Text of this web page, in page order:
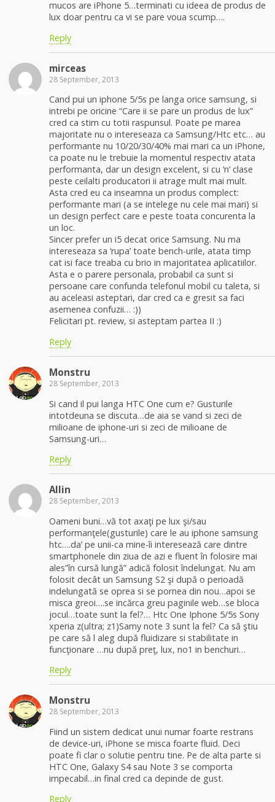
mucos are iPhone 5…terminati cu ideea de produs de
lux doar pentru ca vi se pare voua scump….
Reply
mirceas
28 September, 2013
Cand pui un iphone 5/5s pe langa orice samsung, si
intrebi pe oricine “Care ii se pare un produs de lux”
cred ca stim cu totii raspunsul. Poate pe marea
majoritate nu o intereseaza ca Samsung/Htc etc… au
performante nu 10/20/30/40% mai mari ca un iPhone,
ca poate nu le trebuie la momentul respectiv atata
performanta, dar un design excelent, si cu ‘n’ clase
peste ceilalti producatori ii atrage mult mai mult.
Asta cred eu ca inseamna un produs complect:
performante mari (a se intelege nu cele mai mari) si
un design perfect care e peste toata concurenta la
un loc.
Sincer prefer un i5 decat orice Samsung. Nu ma
intereseaza sa ‘rupa’ toate bench-urile, atata timp
cat isi face treaba cu brio in majoritatea aplicatiilor.
Asta e o parere personala, probabil ca sunt si
persoane care confunda telefonul mobil cu taleta, si
au aceleasi asteptari, dar cred ca e gresit sa faci
asemenea confuzii… :))
Felicitari pt. review, si asteptam partea II :)
Reply
Monstru
28 September, 2013
Si cand il pui langa HTC One cum e? Gusturile
intotdeuna se discuta…de aia se vand si zeci de
milioane de iphone-uri si zeci de milioane de
Samsung-uri…
Reply
Allin
28 September, 2013
Oameni buni…vă tot axaţi pe lux şi/sau
performanţele(gusturile) care le au iphone samsung
htc….da’ pe unii-ca mine-îi interesează care dintre
smartphonele din ziua de azi e fluent în folosire mai
ales”în cursă lungă” adică folosit îndelungat. Nu am
folosit decât un Samsung S2 şi după o perioadă
indelungată se oprea si se pornea din nou…apoi se
misca greoi….se incărca greu paginile web…se bloca
jocul…toate sunt la fel?… Htc One Iphone 5/5s Sony
xperia z(ultra; z1)Samy note 3 sunt la fel? Ca să ştiu
pe care să l aleg după fluidizare si stabilitate in
funcţionare …nu după preţ, lux, no1 in benchuri…
Reply
Monstru
28 September, 2013
Fiind un sistem dedicat unui numar foarte restrans
de device-uri, iPhone se misca foarte fluid. Deci
poate fi clar o solutie pentru tine. Pe de alta parte si
HTC One, Galaxy S4 sau Note 3 se comporta
impecabil…in final cred ca depinde de gust.
Reply